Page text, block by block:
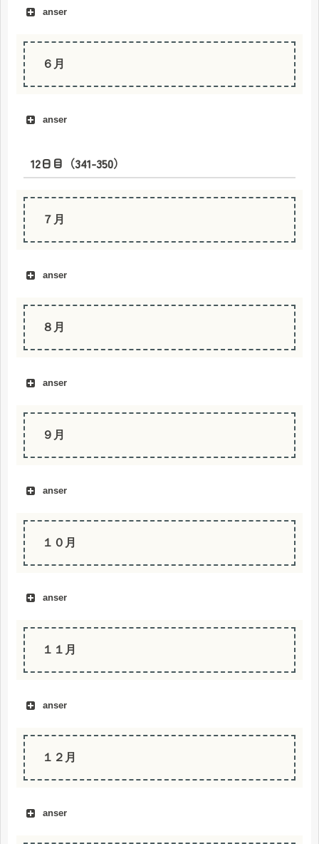
anser
６月
anser
Juni
12日目（341-350）
７月
anser
８月
anser
９月
anser
１０月
anser
１１月
anser
１２月
anser